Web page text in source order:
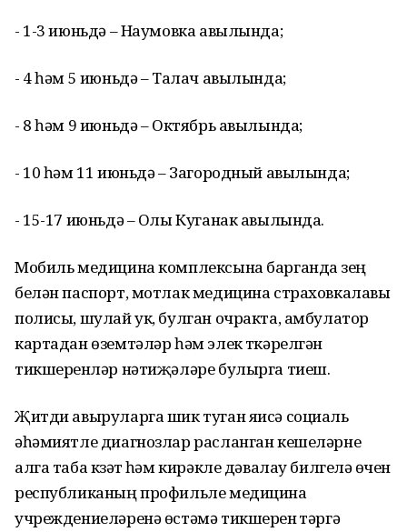
- 1-3 июньдә – Наумовка авылында;
- 4 һәм 5 июньдә – Талач авылында;
- 8 һәм 9 июньдә – Октябрь авылында;
- 10 һәм 11 июньдә – Загородный авылында;
- 15-17 июньдә – Олы Куганак авылында.
Мобиль медицина комплексына барганда үзең
белән паспорт, мотлак медицина страховкалавы
полисы, шулай ук, булган очракта, амбулатор
картадан өземтәләр һәм элек үткәрелгән
тикшеренүләр нәтиҗәләре булырга тиеш.
Җитди авыруларга шик туган яисә социаль
әһәмиятле диагнозлар расланган кешеләрне
алга таба күзәтү һәм кирәкле дәвалау билгеләү өчен
республиканың профильле медицина
учреждениеләренә өстәмә тикшеренү үтәргә